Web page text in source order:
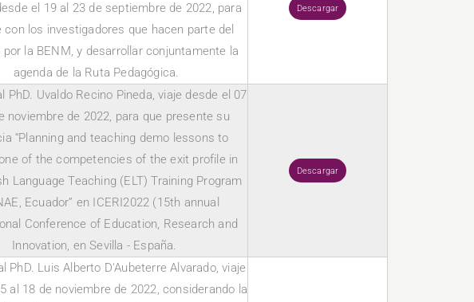
el 19 al 23 de septiembre de 2022, para
con los investigadores que hacen parte del
por la BENM, y desarrollar conjuntamente la
agenda de la Ruta Pedagógica.
Descargar
PhD. Uvaldo Recino Pineda, viaje desde el 07
noviembre de 2022, para que presente su
“Planning and teaching demo lessons to
of the competencies of the exit profile in
Language Teaching (ELT) Training Program
Ecuador” en ICERI2022 (15th annual
Conference of Education, Research and
Innovation, en Sevilla - España.
Descargar
PhD. Luis Alberto D′Aubeterre Alvarado, viaje
al 18 de noviembre de 2022, considerando la